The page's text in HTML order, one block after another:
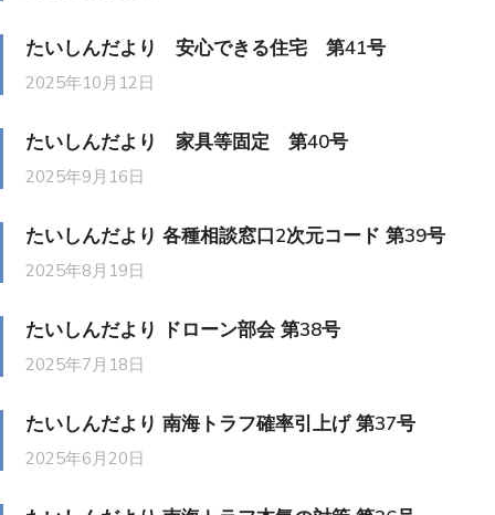
たいしんだより 安心できる住宅 第41号
2025年10月12日
たいしんだより 家具等固定 第40号
2025年9月16日
たいしんだより 各種相談窓口2次元コード 第39号
2025年8月19日
たいしんだより ドローン部会 第38号
2025年7月18日
たいしんだより 南海トラフ確率引上げ 第37号
2025年6月20日